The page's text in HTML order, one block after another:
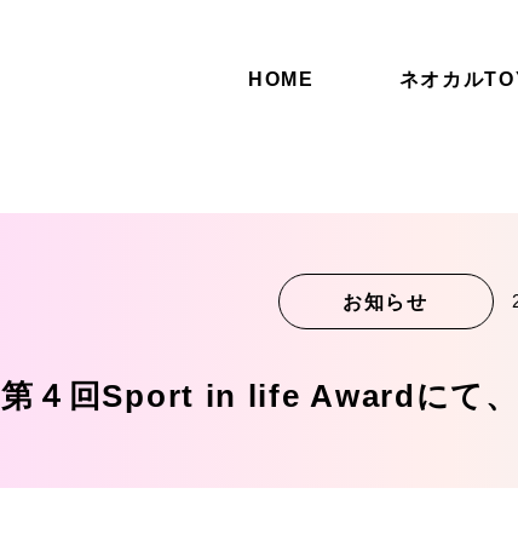
HOME ネオカル
お知らせ
第４回Sport in life Awardにて、